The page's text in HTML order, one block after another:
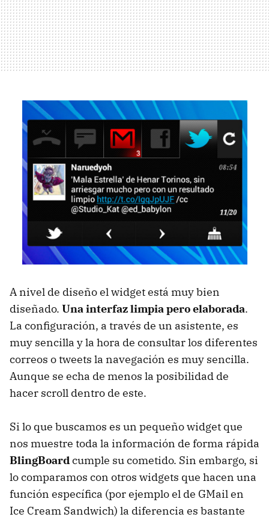
A nivel de diseño el widget está muy bien
diseñado. Una interfaz limpia pero elaborada.
La configuración, a través de un asistente, es
muy sencilla y la hora de consultar los diferentes
correos o tweets la navegación es muy sencilla.
Aunque se echa de menos la posibilidad de
hacer scroll dentro de este.
Si lo que buscamos es un pequeño widget que
nos muestre toda la información de forma rápida
BlingBoardcumple su cometido. Sin embargo, si
lo comparamos con otros widgets que hacen una
función específica (por ejemplo el de GMail en
Ice Cream Sandwich) la diferencia es bastante